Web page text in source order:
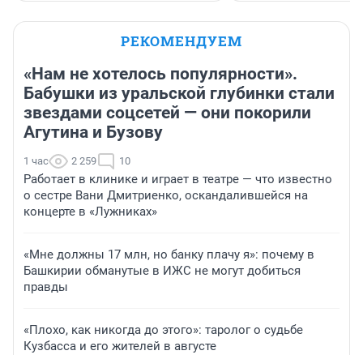
РЕКОМЕНДУЕМ
«Нам не хотелось популярности».
Бабушки из уральской глубинки стали
звездами соцсетей — они покорили
Агутина и Бузову
1 час 2 259 10
Работает в клинике и играет в театре — что известно
о сестре Вани Дмитриенко, оскандалившейся на
концерте в «Лужниках»
«Мне должны 17 млн, но банку плачу я»: почему в
Башкирии обманутые в ИЖС не могут добиться
правды
«Плохо, как никогда до этого»: таролог о судьбе
Кузбасса и его жителей в августе